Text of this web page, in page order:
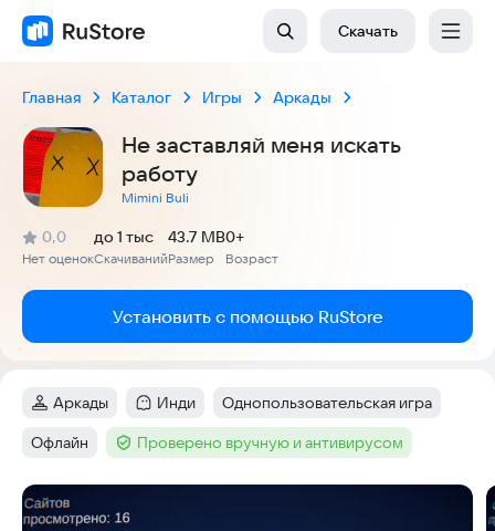
Скачать
Главная Каталог Игры Аркады
Не заставляй меня искать
работу
Mimini Buli
Рейтинг:
0,0
(
Нет оценок
)
Скачиваний
до 1 тыс
Размер
43.7 MB
Возраст
0+
Установить с помощью RuStore
Категория:
Аркады Категория
Инди Тег:
Однопользовательская игра
Тег:
Офлайн Тег :Проверено вручную и антивирусом
Скриншоты